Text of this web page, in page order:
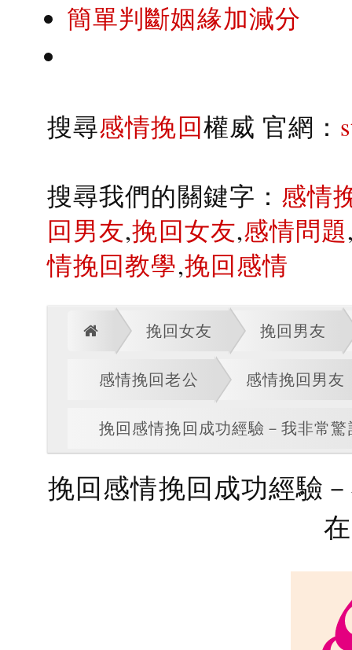
簡單判斷姻緣加減分
搜尋感情挽回權威 官網：
搜尋我們的關鍵字： 感情
回男友,挽回女友,感情問題
情挽回教學,挽回感情
挽回女友 挽回男友
感情挽回老公 感情挽回男友
挽回感情挽回成功經驗－我非常
挽回感情挽回成功經驗